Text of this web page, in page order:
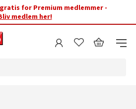
for Premium medlemmer -
medlem her!